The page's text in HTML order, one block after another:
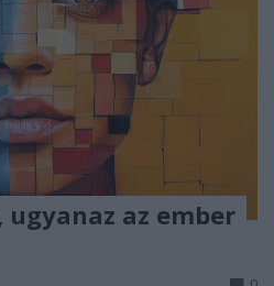
ugyanaz az ember